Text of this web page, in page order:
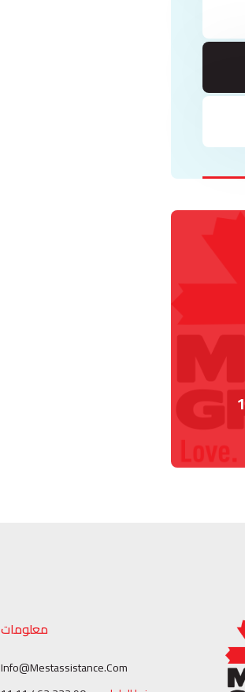
معلومات
Info@mestassistance.com